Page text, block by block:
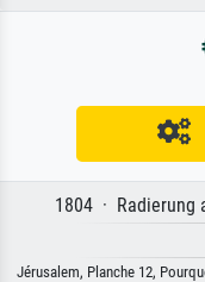
1804 · Radierung
Jérusalem, Planche 12,